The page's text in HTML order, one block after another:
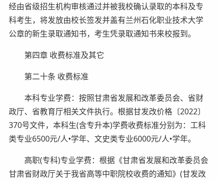
经由省级招生机构审核通过并被我校确认录取的本科及专
科考生，将发放由校长签发并盖有兰州石化职业技术大学
公章的新生录取通知书，考生凭录取通知书来校报到。
第四章 收费标准及其它
第二十条 收费标准
本科专业学费：按照甘肃省发展和改革委员会、省财
政厅、省教育厅相关文件执行。根据甘发改价格〔2022〕
370号文件，本科生(含专升本)学费收费标准分别为：工科
类专业6500元/人•学年、文史类专业6000元/人•学年。
高职(专科)专业学费：根据《甘肃省发展和改革委员会
甘肃省财政厅关于我省高等中职院校收费的通知》(甘发改